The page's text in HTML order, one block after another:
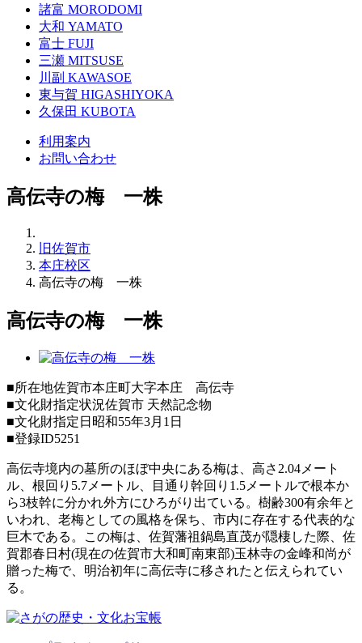
諸富 MORODOMI
大和 YAMATO
富士 FUJI
三瀬 MITSUSE
川副 KAWASOE
東与賀 HIGASHIYOKA
久保田 KUBOTA
利用案内
お問い合わせ
高伝寺の梅 一株
旧佐賀市
本庄校区
高伝寺の梅 一株
高伝寺の梅 一株
■所在地佐賀市本庄町大字本庄 高伝寺
■文化財指定状況佐賀市 天然記念物
■文化財指定日 昭和55年3月1日
■登録ID5251
高伝寺境内の墓所のほぼ中央にある梅は、高さ2.04メート
ル、根回り5.7メートル、目通り幹回り1.5メートルで根本か
ら3枝幹に分かれ外方にひろがり出ている。樹齢300有余年と
いわれ、老梅としての風格を保ち、市内に存在する代表的な
巨木である。この梅は、佐賀藩祖鍋島直茂が隠棲した際、佐
賀郡春日村(現在の佐賀市大和町南東部)玉林寺の金峰和尚が
贈った梅で、明治初年に高伝寺に移されたと伝えられてい
る。